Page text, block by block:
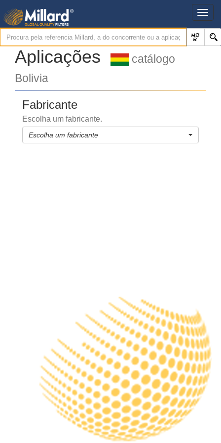
Aplicações
catálogo
Bolivia
Fabricante
Escolha um fabricante.
Escolha um fabricante